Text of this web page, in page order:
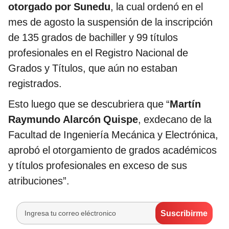
otorgado por Sunedu, la cual ordenó en el
mes de agosto la suspensión de la inscripción
de 135 grados de bachiller y 99 títulos
profesionales en el Registro Nacional de
Grados y Títulos, que aún no estaban
registrados.
Esto luego que se descubriera que “Martín
Raymundo Alarcón Quispe, exdecano de la
Facultad de Ingeniería Mecánica y Electrónica,
aprobó el otorgamiento de grados académicos
y títulos profesionales en exceso de sus
atribuciones”.